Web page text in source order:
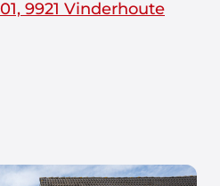
9921 Vinderhoute